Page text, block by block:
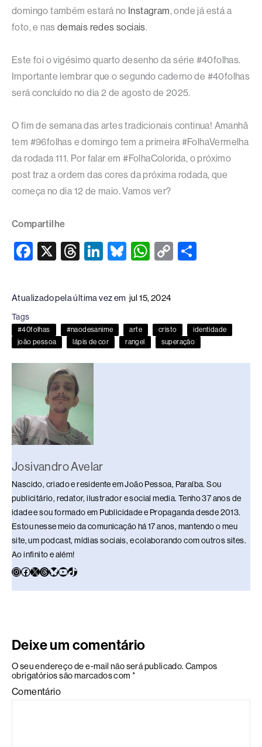
domingo também estará no Instagram, onde já está a
foto, e nas demais redes sociais.
Este foi o vigésimo quarto desenho da série #40folhas.
Importante lembrar que o segundo caderno de #40folhas
será concluído no dia 2 de agosto de 2025.
O fim de semana das artes tradicionais continua! Amanhã
tem #96folhas e domingo tem a primeira #FolhaVermelha
da rodada 111. Por falar em #FolhaColorida, o próximo
post traz a ordem das cores da próxima rodada, que
começa no dia 12 de maio. Vamos ver?
Compartilhe
F
c
e
b
o
o
X
T
e
a
d
s
Li
e
dI
n
Bl
e
sk
y
W
at
s
A
p
p
C
Li
n
k
Atualizado pela última vez em jul 15, 2024
Tags
#40folhas #naodesanime arte cristo
identidade
joão pessoa
lápis de cor rangel superação
Josivandro Avelar
Nascido, criado e residente em João Pessoa, Paraíba. Sou
publicitário, redator, ilustrador e social media. Tenho 37 anos de
idade e sou formado em Publicidade e Propaganda desde 2013.
Estou nesse meio da comunicação há 17 anos, mantendo o meu
site, um podcast, mídias sociais, e colaborando com outros sites.
Ao infinito e além!
Deixe um comentário
O seu endereço de e-mail não será publicado. Campos
obrigatórios são marcados com *
Comentário